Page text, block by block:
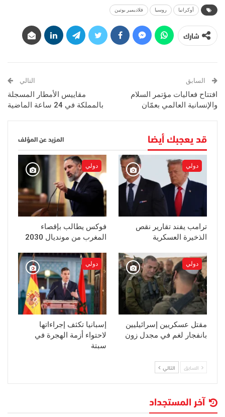
أوكرانيا روسيا فلاديمير بوتين
شارك
السابق
افتتاح فعاليات مؤتمر السلام
والإنسانية العالمي بعمّان
التالي
مقاييس الأمطار المسجلة
بالمملكة في 24 ساعة الماضية
قد يعجبك أيضا المزيد عن المؤلف
دولي
ترامب يفند تقارير نقص
الذخيرة العسكرية
دولي
فوكس يطالب بإقصاء
المغرب من مونديال 2030
دولي
مقتل عسكريين إسرائيليين
بانفجار لغم في مجدل زون
دولي
إسبانيا تكثف إجراءاتها
لاحتواء أزمة الهجرة في
سبتة
السابق التالي
آخر المستجداد